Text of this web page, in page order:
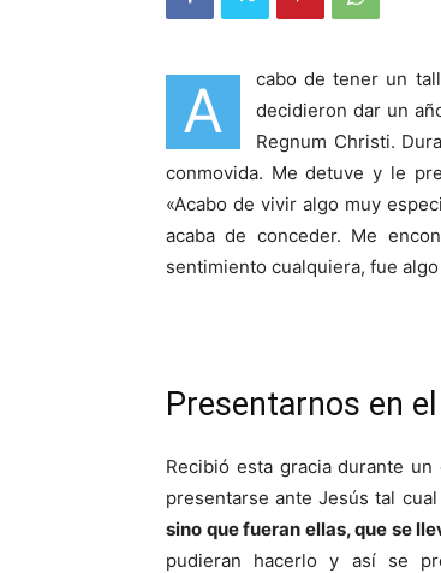
A
cabo de tener un
decidieron dar un
Regnum Christi.
conmovida. Me detuve y le
«Acabo de vivir algo muy
acaba de conceder. Me
sentimiento cualquiera, fue
Presentarnos en
Recibió esta gracia durante
presentarse ante Jesús tal
sino que fueran ellas, que se
pudieran hacerlo y así se